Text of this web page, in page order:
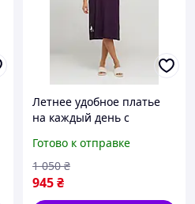
Летнее удобное платье
на каждый день с
рукавом, Турция
Готово к отправке
945₴
1 050 ₴